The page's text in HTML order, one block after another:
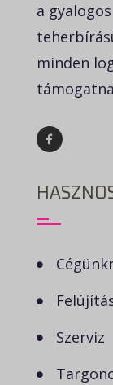
a
minden
Szerviz